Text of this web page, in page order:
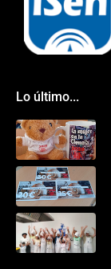
Lo último...